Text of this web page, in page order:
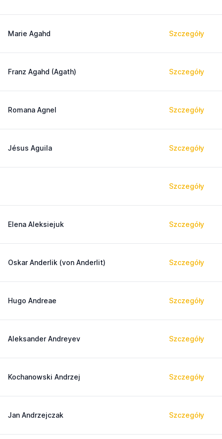
Marie Agahd Szczegóły
Franz Agahd (Agath) Szczegóły
Romana Agnel Szczegóły
Jésus Aguila Szczegóły
Szczegóły
Elena Aleksiejuk Szczegóły
Oskar Anderlik (von Anderlit) Szczegóły
Hugo Andreae Szczegóły
Aleksander Andreyev Szczegóły
Kochanowski Andrzej Szczegóły
Jan Andrzejczak Szczegóły